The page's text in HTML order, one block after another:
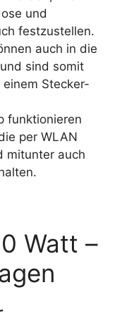
und
festzustellen.
auch in die
sind somit
Stecker-
funktionieren
per WLAN
mitunter auch
Watt –